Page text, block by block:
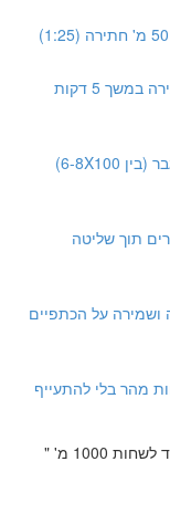
7.4 מעברים מסגנון הגב לסגנון החתירה במשך 5 דקות
7.5 שליטה בקצב ושליטה בקצב מתגבר (בין 6-8X100)
מ' עם סנפירים תוך שליטה
ושמירה על הכתפיים
7- איך לשחות מהר בלי להתעייף
אימון מספר 8 - לימוד שחיית חתירה, מלמד לשחות 1000 מ' "